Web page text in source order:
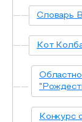
Словарь
Кот
Конкурс